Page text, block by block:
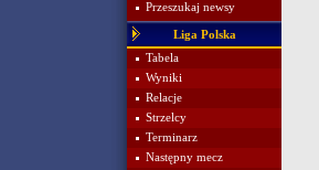
Przeszukaj newsy
Liga Polska
Tabela
Wyniki
Relacje
Strzelcy
Terminarz
Następny mecz